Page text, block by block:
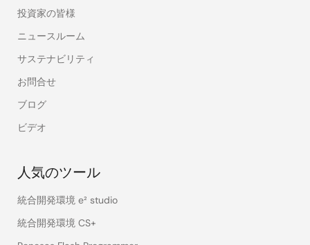
投資家の皆様
ニュースルーム
サステナビリティ
お問合せ
ブログ
ビデオ
人気のツール
統合開発環境 e² studio
統合開発環境 CS+